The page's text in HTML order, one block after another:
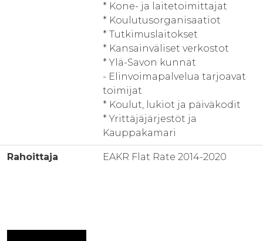
* Kone- ja laitetoimittajat
* Koulutusorganisaatiot
* Tutkimuslaitokset
* Kansainväliset verkostot
* Ylä-Savon kunnat
- Elinvoimapalvelua tarjoavat
toimijat
* Koulut, lukiot ja päiväkodit
* Yrittäjäjärjestöt ja
Kauppakamari
Rahoittaja EAKR Flat Rate 2014-2020